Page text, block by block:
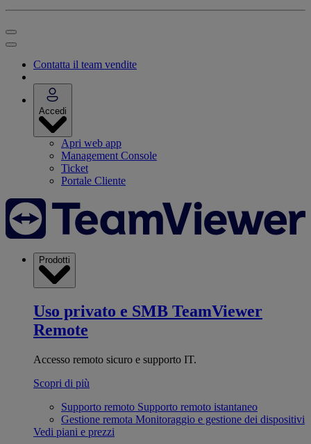
Contatta il team vendite
Accedi
Apri web app
Management Console
Ticket
Portale Cliente
Prodotti
Uso privato e SMB TeamViewer
Remote
Accesso remoto sicuro e supporto IT.
Scopri di più
Supporto remoto Supporto remoto istantaneo
Gestione remota Monitoraggio e gestione dei dispositivi
Vedi piani e prezzi